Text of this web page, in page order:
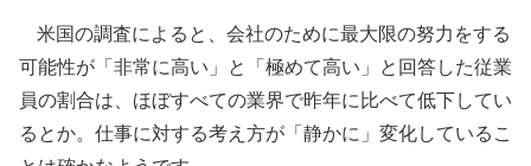
米国の調査によると、会社のために最大限の努力をする
可能性が「非常に高い」と「極めて高い」と回答した従業
員の割合は、ほぼすべての業界で昨年に比べて低下してい
るとか。仕事に対する考え方が「静かに」変化しているこ